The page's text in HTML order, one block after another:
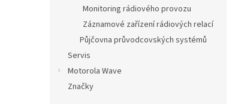
Monitoring rádiového provozu
Záznamové zařízení rádiových relací
Půjčovna průvodcovských systémů
Servis
Motorola Wave
Značky